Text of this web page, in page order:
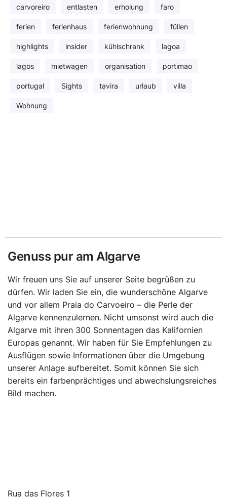
carvoreiro entlasten erholung faro
ferien ferienhaus ferienwohnung füllen
highlights insider kühlschrank lagoa
lagos mietwagen organisation portimao
portugal Sights tavira urlaub villa
Wohnung
Genuss pur am Algarve
Wir freuen uns Sie auf unserer Seite begrüßen zu
dürfen. Wir laden Sie ein, die wunderschöne Algarve
und vor allem Praia do Carvoeiro – die Perle der
Algarve kennenzulernen. Nicht umsonst wird auch die
Algarve mit ihren 300 Sonnentagen das Kalifornien
Europas genannt. Wir haben für Sie Empfehlungen zu
Ausflügen sowie Informationen über die Umgebung
unserer Anlage aufbereitet. Somit können Sie sich
bereits ein farbenprächtiges und abwechslungsreiches
Bild machen.
Rua das Flores 1